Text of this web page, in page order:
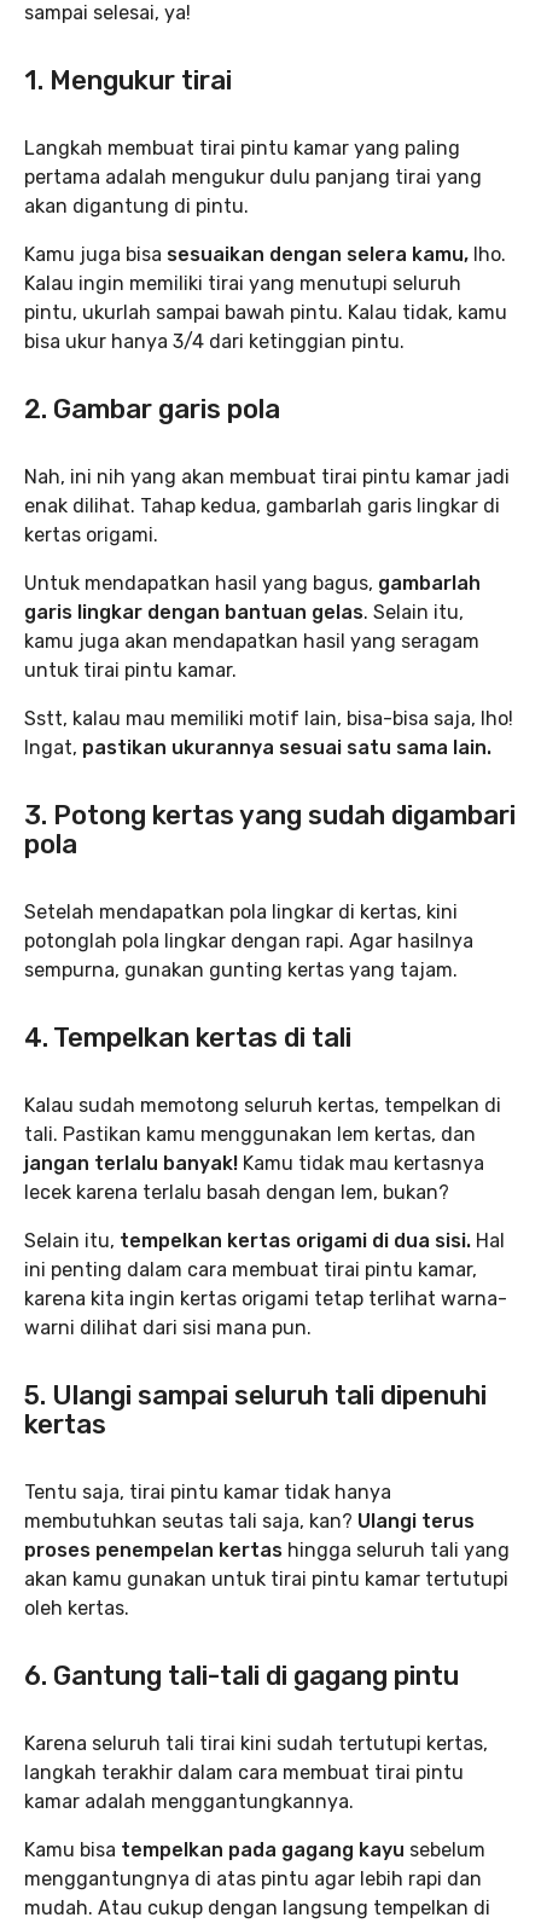
sampai selesai, ya!
1. Mengukur tirai
Langkah membuat tirai pintu kamar yang paling
pertama adalah mengukur dulu panjang tirai yang
akan digantung di pintu.
Kamu juga bisa sesuaikan dengan selera kamu, lho.
Kalau ingin memiliki tirai yang menutupi seluruh
pintu, ukurlah sampai bawah pintu. Kalau tidak, kamu
bisa ukur hanya 3/4 dari ketinggian pintu.
2. Gambar garis pola
Nah, ini nih yang akan membuat tirai pintu kamar jadi
enak dilihat. Tahap kedua, gambarlah garis lingkar di
kertas origami.
Untuk mendapatkan hasil yang bagus, gambarlah
garis lingkar dengan bantuan gelas. Selain itu,
kamu juga akan mendapatkan hasil yang seragam
untuk tirai pintu kamar.
Sstt, kalau mau memiliki motif lain, bisa-bisa saja, lho!
Ingat, pastikan ukurannya sesuai satu sama lain.
3. Potong kertas yang sudah digambari
pola
Setelah mendapatkan pola lingkar di kertas, kini
potonglah pola lingkar dengan rapi. Agar hasilnya
sempurna, gunakan gunting kertas yang tajam.
4. Tempelkan kertas di tali
Kalau sudah memotong seluruh kertas, tempelkan di
tali. Pastikan kamu menggunakan lem kertas, dan
jangan terlalu banyak! Kamu tidak mau kertasnya
lecek karena terlalu basah dengan lem, bukan?
Selain itu, tempelkan kertas origami di dua sisi. Hal
ini penting dalam cara membuat tirai pintu kamar,
karena kita ingin kertas origami tetap terlihat warna-
warni dilihat dari sisi mana pun.
5. Ulangi sampai seluruh tali dipenuhi
kertas
Tentu saja, tirai pintu kamar tidak hanya
membutuhkan seutas tali saja, kan? Ulangi terus
proses penempelan kertas hingga seluruh tali yang
akan kamu gunakan untuk tirai pintu kamar tertutupi
oleh kertas.
6. Gantung tali-tali di gagang pintu
Karena seluruh tali tirai kini sudah tertutupi kertas,
langkah terakhir dalam cara membuat tirai pintu
kamar adalah menggantungkannya.
Kamu bisa tempelkan pada gagang kayu sebelum
menggantungnya di atas pintu agar lebih rapi dan
mudah. Atau cukup dengan langsung tempelkan di